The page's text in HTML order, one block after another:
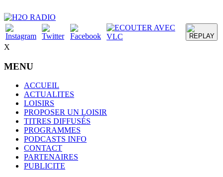
X
MENU
ACCUEIL
ACTUALITES
LOISIRS
PROPOSER UN LOISIR
TITRES DIFFUSÉS
PROGRAMMES
PODCASTS INFO
CONTACT
PARTENAIRES
PUBLICITE